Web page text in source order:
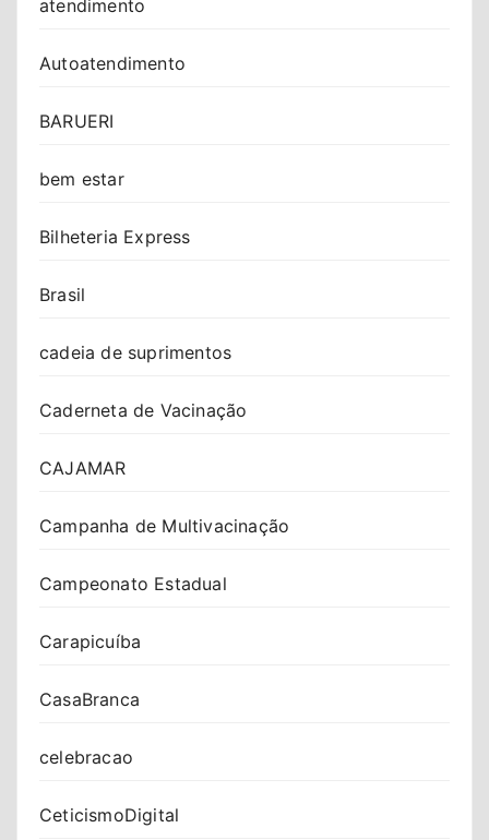
atendimento
Autoatendimento
BARUERI
bem estar
Bilheteria Express
Brasil
cadeia de suprimentos
Caderneta de Vacinação
CAJAMAR
Campanha de Multivacinação
Campeonato Estadual
Carapicuíba
CasaBranca
celebracao
CeticismoDigital